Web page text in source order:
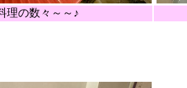
理の数々～～♪